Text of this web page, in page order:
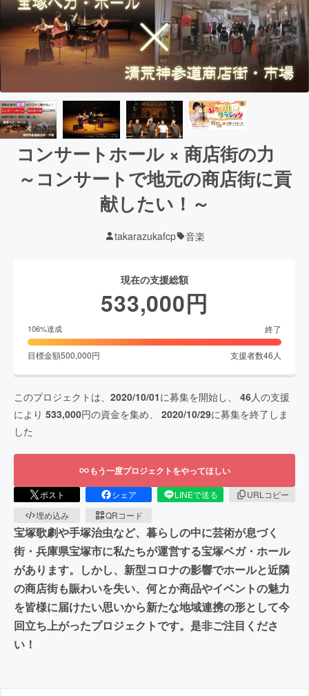
コンサートホール × 商店街の力
～コンサートで地元の商店街に貢
献したい！～
takarazukafcp 音楽
現在の支援総額
533,000円
106%達成 終了
目標金額500,000円 支援者数46 人
このプロジェクトは、 2020/10/01に募集を開始し、 46人の支援
により 533,000円の資金を集め、 2020/10/29に募集を終了しま
した
もう一度プロジェクトをやってほしい
ポスト シェア LINEで送る
URLコピー
埋め込み
QRコード
宝塚歌劇や手塚治虫など、暮らしの中に芸術が息づく
街・兵庫県宝塚市に私たちが運営する宝塚ベガ・ホール
があります。しかし、新型コロナの影響でホールと近隣
の商店街も賑わいを失い、何とか商品やイベントの魅力
を皆様に届けたい思いから新たな地域連携の形として今
回立ち上がったプロジェクトです。是非ご注目くださ
い！